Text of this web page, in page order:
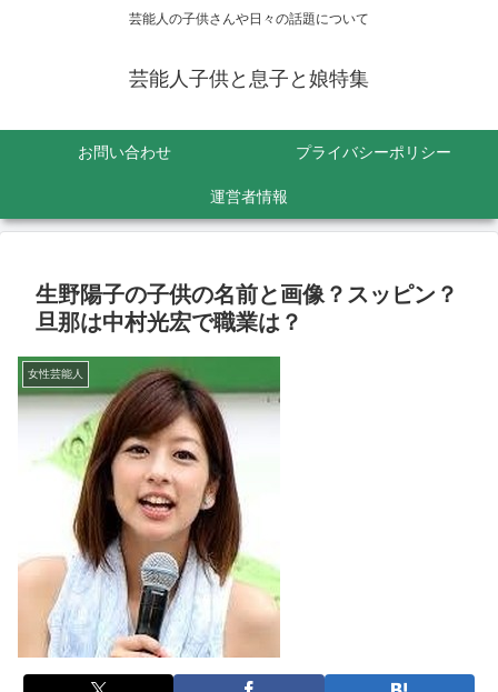
芸能人の子供さんや日々の話題について
芸能人子供と息子と娘特集
お問い合わせ プライバシーポリシー
運営者情報
生野陽子の子供の名前と画像？スッピン？
旦那は中村光宏で職業は？
女性芸能人